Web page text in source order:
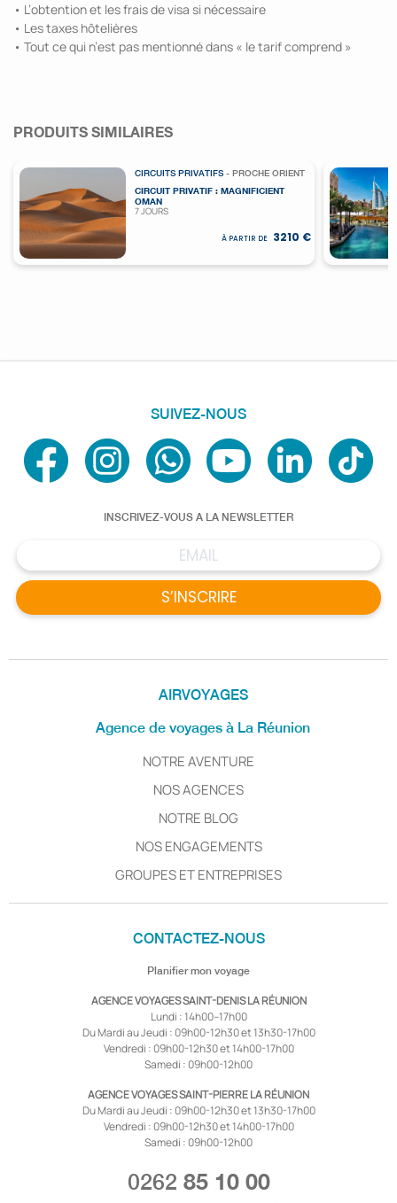
• L’obtention et les frais de visa si nécessaire
• Les taxes hôtelières
• Tout ce qui n’est pas mentionné dans « le tarif comprend »
PRODUITS SIMILAIRES
CIRCUITS PRIVATIFS - PROCHE ORIENT
CIRCUIT PRIVATIF : MAGNIFICIENT
OMAN
7 JOURS
À PARTIR DE 3210 €
AIRVOYAGES
Agence de voyages à La Réunion
NOTRE AVENTURE
NOS AGENCES
NOTRE BLOG
NOS ENGAGEMENTS
GROUPES ET ENTREPRISES
SUIVEZ-NOUS
INSCRIVEZ-VOUS A LA NEWSLETTER
S’INSCRIRE
CONTACTEZ-NOUS
Planifier mon voyage
AGENCE VOYAGES SAINT-DENIS LA RÉUNION
Lundi : 14h00–17h00
Du Mardi au Jeudi : 09h00-12h30 et 13h30-17h00
Vendredi : 09h00-12h30 et 14h00-17h00
Samedi : 09h00-12h00
AGENCE VOYAGES SAINT-PIERRE LA RÉUNION
Du Mardi au Jeudi : 09h00-12h30 et 13h30-17h00
Vendredi : 09h00-12h30 et 14h00-17h00
Samedi : 09h00-12h00
0262 85 10 00